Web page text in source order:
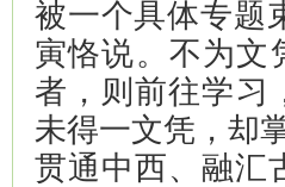
被一个具体专题
寅恪说。不为文
者，则前往学习
未得一文凭，却
贯通中西、融汇